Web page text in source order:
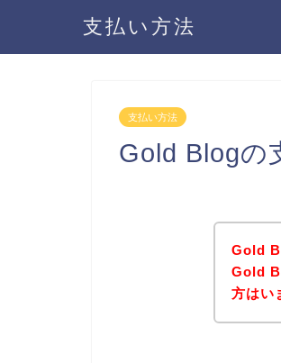
支払い方法
支払い方法
Gold Blogの
Gold
Gold
方はい